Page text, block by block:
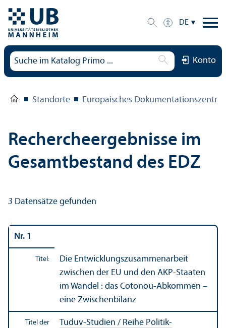
DE
Konto
Standorte Europäisches
Rechercheergebnisse im
Gesamtbestand des EDZ
3 Datensätze gefunden
Nr. 1
Titel:
Die Entwicklungs­zusammenarbeit
zwischen der EU und den AKP-Staaten
im Wandel : das Cotonou-Abkommen –
eine Zwischenbilanz
Titel der
Tuduv-Studien / Reihe Politik­